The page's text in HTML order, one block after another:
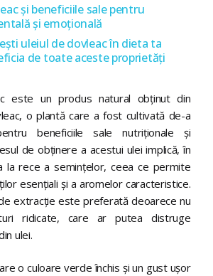
și beneficiile sale pentru
și emoțională
uleiul de dovleac în dieta ta
de toate aceste proprietăți
este un produs natural obținut din
o plantă care a fost cultivată de-a
beneficiile sale nutriționale și
de obținere a acestui ulei implică, în
la rece a semințelor, ceea ce permite
esențiali și a aromelor caracteristice.
extracție este preferată deoarece nu
ridicate, care ar putea distruge
ulei.
o culoare verde închis și un gust ușor